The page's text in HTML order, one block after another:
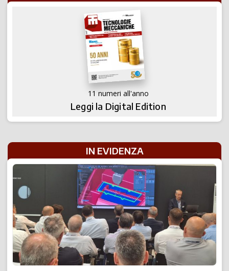
11 numeri all'anno
Leggi la Digital Edition
IN EVIDENZA